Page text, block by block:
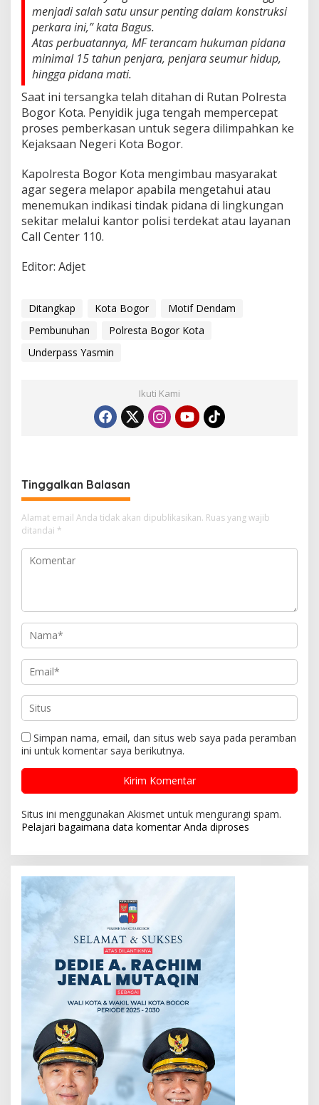
menjadi salah satu unsur penting dalam konstruksi
perkara ini,” kata Bagus.
Atas perbuatannya, MF terancam hukuman pidana
minimal 15 tahun penjara, penjara seumur hidup,
hingga pidana mati.
Saat ini tersangka telah ditahan di Rutan Polresta
Bogor Kota. Penyidik juga tengah mempercepat
proses pemberkasan untuk segera dilimpahkan ke
Kejaksaan Negeri Kota Bogor.
Kapolresta Bogor Kota mengimbau masyarakat
agar segera melapor apabila mengetahui atau
menemukan indikasi tindak pidana di lingkungan
sekitar melalui kantor polisi terdekat atau layanan
Call Center 110.
Editor: Adjet
Ditangkap Kota Bogor
Motif Dendam
Pembunuhan
Polresta Bogor Kota
Underpass Yasmin
Ikuti Kami
Tinggalkan Balasan
Alamat email Anda tidak akan dipublikasikan. Ruas yang wajib
ditandai *
Simpan nama, email, dan situs web saya pada peramban
ini untuk komentar saya berikutnya.
Situs ini menggunakan Akismet untuk mengurangi spam.
Pelajari bagaimana data komentar Anda diproses